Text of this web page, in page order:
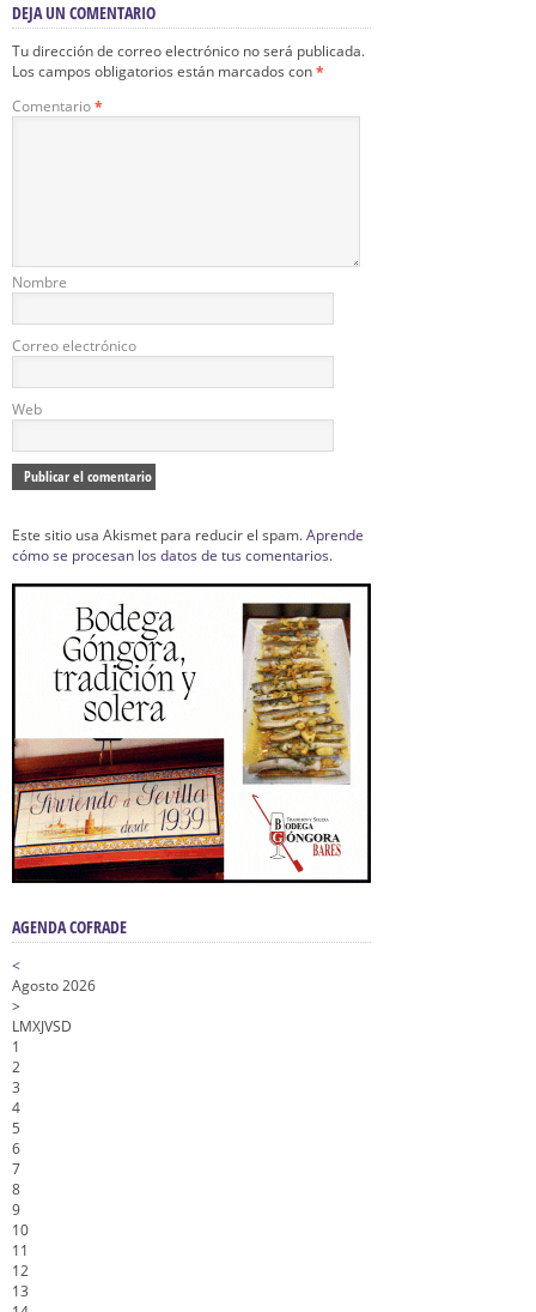
DEJA UN COMENTARIO
Tu dirección de correo electrónico no será publicada.
Los campos obligatorios están marcados con*
Comentario*
Nombre
Correo electrónico
Web
Este sitio usa Akismet para reducir el spam.Aprende
cómo se procesan los datos de tus comentarios.
AGENDA COFRADE
<
Agosto 2026
>
LMXJVSD
1
2
3
4
5
6
7
8
9
10
11
12
13